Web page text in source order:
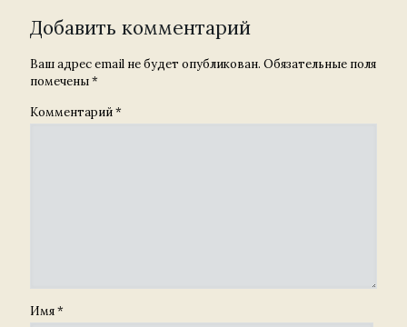
Добавить комментарий
Ваш адрес email не будет опубликован. Обязательные поля
помечены*
Комментарий*
Имя*